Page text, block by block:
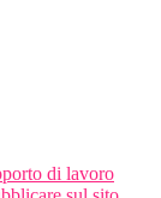
di lavoro